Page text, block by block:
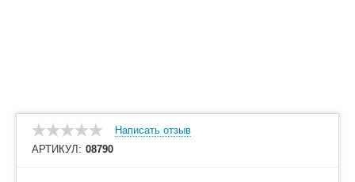
Написать отзыв
АРТИКУЛ: 08790